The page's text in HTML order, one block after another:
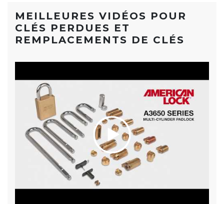
MEILLEURES VIDÉOS POUR
CLÉS PERDUES ET
REMPLACEMENTS DE CLÉS